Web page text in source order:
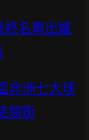
名單出爐
非洲七大球
領銜